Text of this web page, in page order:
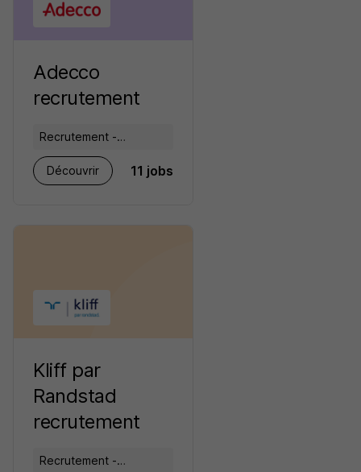
Adecco
recrutement
Recrutement -
Placement - Conseils
RH
Découvrir 11 jobs
Kliff par
Randstad
recrutement
Recrutement -